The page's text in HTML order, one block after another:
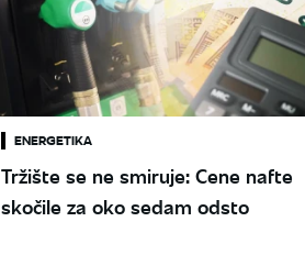
ENERGETIKA
Tržište se ne smiruje: Cene nafte
skočile za oko sedam odsto